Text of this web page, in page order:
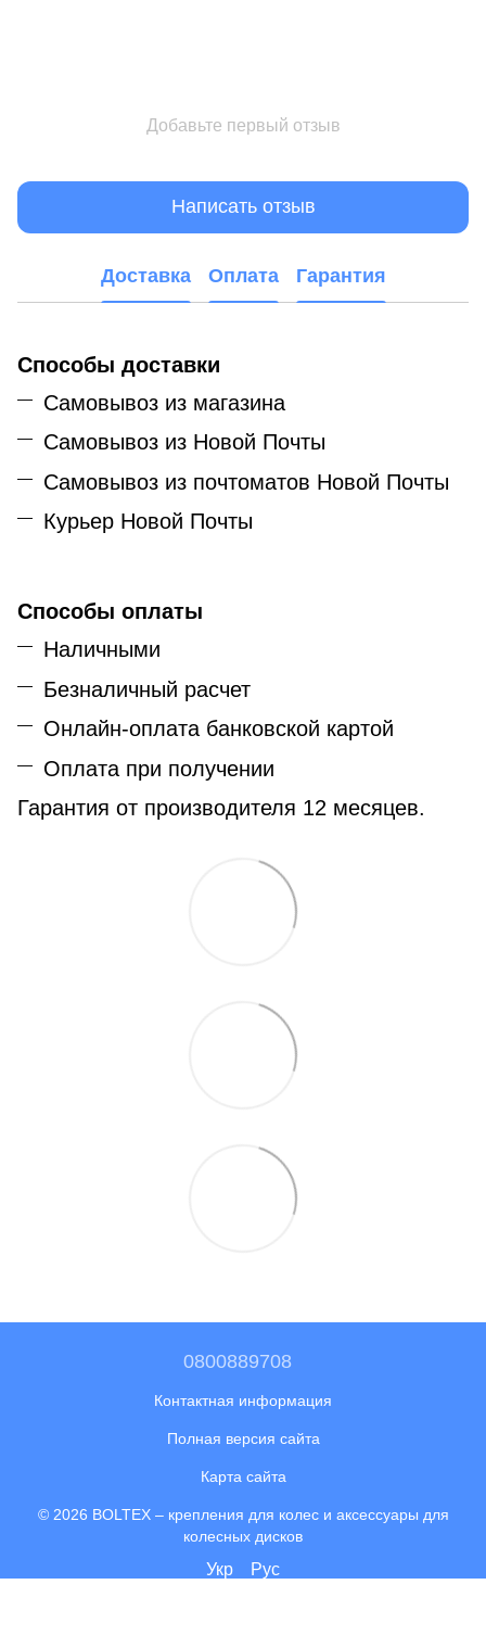
Добавьте первый отзыв
Написать отзыв
Доставка Оплата Гарантия
Способы доставки
Самовывоз из магазина
Самовывоз из Новой Почты
Самовывоз из почтоматов Новой Почты
Курьер Новой Почты
Способы оплаты
Наличными
Безналичный расчет
Онлайн-оплата банковской картой
Оплата при получении
Гарантия от производителя 12 месяцев.
0800889708
Контактная информация
Полная версия сайта
Карта сайта
© 2026 BOLTEX – крепления для колес и аксессуары для
колесных дисков
Укр Рус